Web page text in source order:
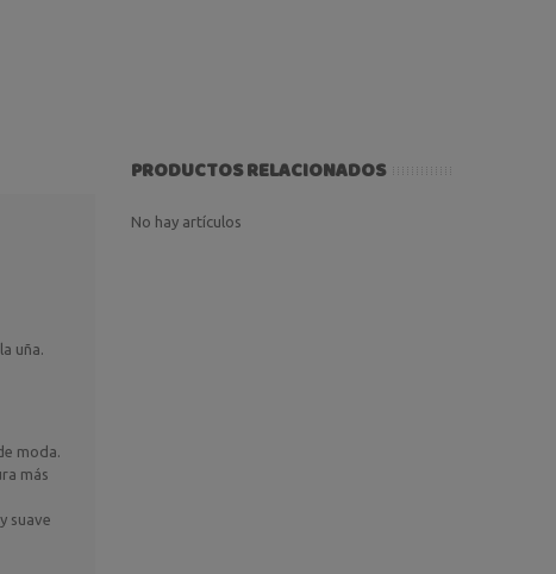
uña.
moda.
más
suave
PRODUCTOS RELACIONADOS
No hay artículos